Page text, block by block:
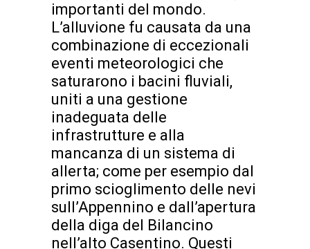
importanti del mondo.
L’alluvione fu causata da una
combinazione di eccezionali
eventi meteorologici che
saturarono i bacini fluviali,
uniti a una gestione
inadeguata delle
infrastrutture e alla
mancanza di un sistema di
allerta; come per esempio dal
primo scioglimento delle nevi
sull’Appennino e dall’apertura
della diga del Bilancino
nell’alto Casentino. Questi